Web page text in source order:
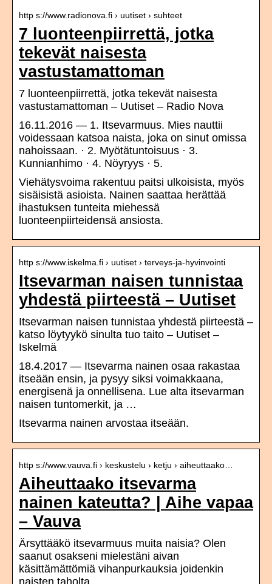
http s://www.radionova.fi › uutiset › suhteet
7 luonteenpiirrettä, jotka
tekevät naisesta
vastustamattoman
7 luonteenpiirrettä, jotka tekevät naisesta
vastustamattoman – Uutiset – Radio Nova
16.11.2016 — 1. Itsevarmuus. Mies nauttii
voidessaan katsoa naista, joka on sinut omissa
nahoissaan. · 2. Myötätuntoisuus · 3.
Kunnianhimo · 4. Nöyryys · 5.
Viehätysvoima rakentuu paitsi ulkoisista, myös
sisäisistä asioista. Nainen saattaa herättää
ihastuksen tunteita miehessä
luonteenpiirteidensä ansiosta.
http s://www.iskelma.fi › uutiset › terveys-ja-hyvinvointi
Itsevarman naisen tunnistaa
yhdestä piirteestä – Uutiset
Itsevarman naisen tunnistaa yhdestä piirteestä –
katso löytyykö sinulta tuo taito – Uutiset –
Iskelmä
18.4.2017 — Itsevarma nainen osaa rakastaa
itseään ensin, ja pysyy siksi voimakkaana,
energisenä ja onnellisena. Lue alta itsevarman
naisen tuntomerkit, ja …
Itsevarma nainen arvostaa itseään.
http s://www.vauva.fi › keskustelu › ketju › aiheuttaako…
Aiheuttaako itsevarma
nainen kateutta? | Aihe vapaa
– Vauva
Ärsyttääkö itsevarmuus muita naisia? Olen
saanut osakseni mielestäni aivan
käsittämättömiä vihanpurkauksia joidenkin